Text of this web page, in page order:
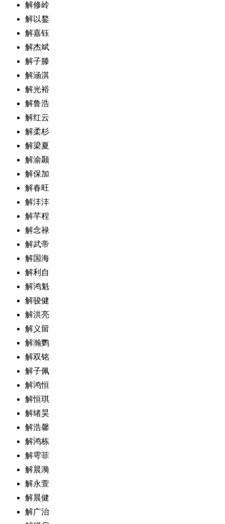
解修岭
解以鍪
解嘉钰
解杰斌
解子滕
解涵淇
解光裕
解鲁浩
解红云
解柔杉
解梁夏
解渝颞
解保加
解春旺
解沣沣
解芊程
解念禄
解武帝
解国海
解利自
解鸿魁
解骏健
解洪亮
解义留
解瀚鹦
解双铭
解子佩
解鸿恒
解恒琪
解绪昊
解浩馨
解鸿栋
解雩菲
解晨漪
解永萱
解晨健
解广治